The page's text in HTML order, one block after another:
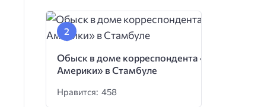
Обыск в доме корреспондента «Голоса
Америки» в Стамбуле
Нравится: 458